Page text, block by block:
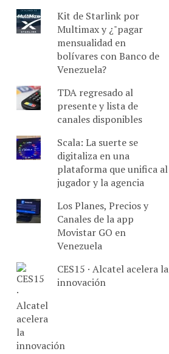
Kit de Starlink por
Multimax y ¿"pagar
mensualidad en
bolívares con Banco de
Venezuela?
TDA regresado al
presente y lista de
canales disponibles
Scala: La suerte se
digitaliza en una
plataforma que unifica al
jugador y la agencia
Los Planes, Precios y
Canales de la app
Movistar GO en
Venezuela
CES15 · Alcatel acelera la
innovación